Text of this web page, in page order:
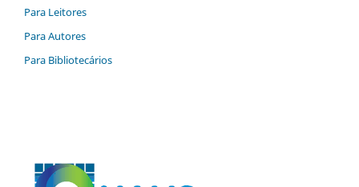
Para Leitores
Para Autores
Para Bibliotecários